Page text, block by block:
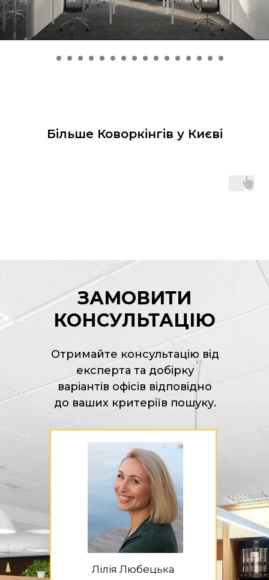
Більше Коворкінгів у Києві
ЗАМОВИТИ
КОНСУЛЬТАЦІЮ
Отримайте консультацію від
експерта та добірку
варіантів офісів відповідно
до ваших критеріїв пошуку.
Лілія Любецька